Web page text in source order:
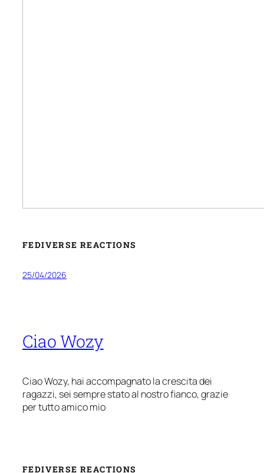
FEDIVERSE REACTIONS
25/04/2026
Ciao Wozy
Ciao Wozy, hai accompagnato la crescita dei
ragazzi, sei sempre stato al nostro fianco, grazie
per tutto amico mio
FEDIVERSE REACTIONS